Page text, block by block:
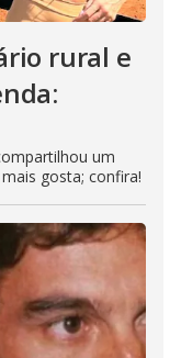
rural e
um
gosta; confira!